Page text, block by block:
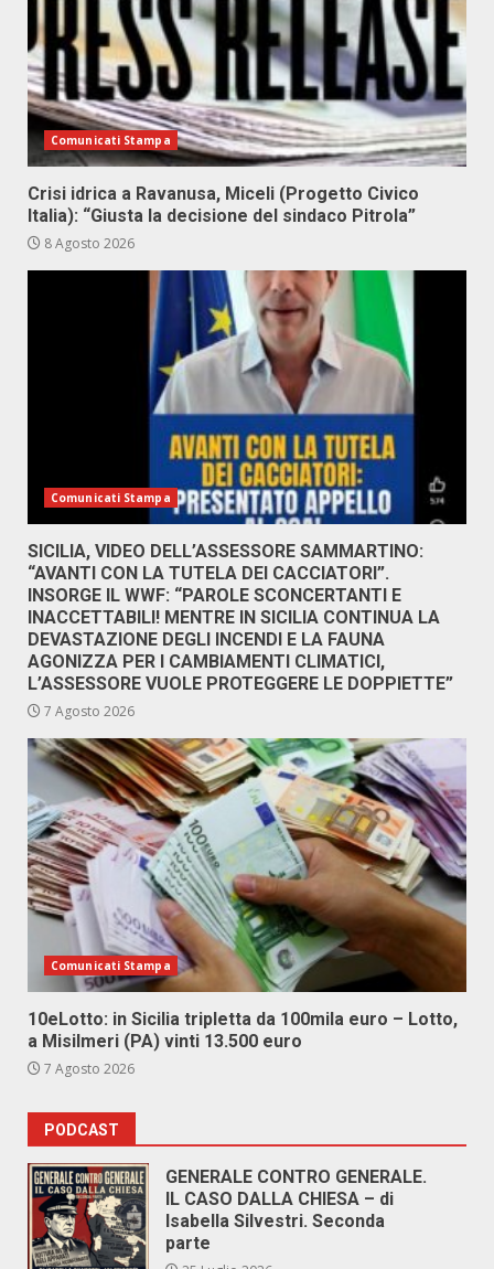
Comunicati Stampa
Crisi idrica a Ravanusa, Miceli (Progetto Civico
Italia): “Giusta la decisione del sindaco Pitrola”
8 Agosto 2026
Comunicati Stampa
SICILIA, VIDEO DELL’ASSESSORE SAMMARTINO:
“AVANTI CON LA TUTELA DEI CACCIATORI”.
INSORGE IL WWF: “PAROLE SCONCERTANTI E
INACCETTABILI! MENTRE IN SICILIA CONTINUA LA
DEVASTAZIONE DEGLI INCENDI E LA FAUNA
AGONIZZA PER I CAMBIAMENTI CLIMATICI,
L’ASSESSORE VUOLE PROTEGGERE LE DOPPIETTE”
7 Agosto 2026
Comunicati Stampa
10eLotto: in Sicilia tripletta da 100mila euro – Lotto,
a Misilmeri (PA) vinti 13.500 euro
7 Agosto 2026
PODCAST
GENERALE CONTRO GENERALE.
IL CASO DALLA CHIESA – di
Isabella Silvestri. Seconda
parte